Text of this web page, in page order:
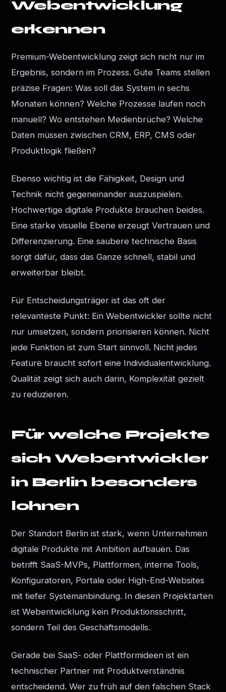
Webentwicklung
erkennen
Premium-Webentwicklung zeigt sich nicht nur im
Ergebnis, sondern im Prozess. Gute Teams stellen
präzise Fragen: Was soll das System in sechs
Monaten können? Welche Prozesse laufen noch
manuell? Wo entstehen Medienbrüche? Welche
Daten müssen zwischen CRM, ERP, CMS oder
Produktlogik fließen?
Ebenso wichtig ist die Fähigkeit, Design und
Technik nicht gegeneinander auszuspielen.
Hochwertige digitale Produkte brauchen beides.
Eine starke visuelle Ebene erzeugt Vertrauen und
Differenzierung. Eine saubere technische Basis
sorgt dafür, dass das Ganze schnell, stabil und
erweiterbar bleibt.
Für Entscheidungsträger ist das oft der
relevanteste Punkt: Ein Webentwickler sollte nicht
nur umsetzen, sondern priorisieren können. Nicht
jede Funktion ist zum Start sinnvoll. Nicht jedes
Feature braucht sofort eine Individualentwicklung.
Qualität zeigt sich auch darin, Komplexität gezielt
zu reduzieren.
Für welche Projekte
sich Webentwickler
in Berlin besonders
lohnen
Der Standort Berlin ist stark, wenn Unternehmen
digitale Produkte mit Ambition aufbauen. Das
betrifft SaaS-MVPs, Plattformen, interne Tools,
Konfiguratoren, Portale oder High-End-Websites
mit tiefer Systemanbindung. In diesen Projektarten
ist Webentwicklung kein Produktionsschritt,
sondern Teil des Geschäftsmodells.
Gerade bei SaaS- oder Plattformideen ist ein
technischer Partner mit Produktverständnis
entscheidend. Wer zu früh auf den falschen Stack